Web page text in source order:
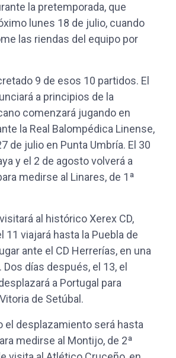
la pretemporada, que
lunes 18 de julio, cuando
las riendas del equipo por
9 de esos 10 partidos. El
a principios de la
comenzará jugando en
la Real Balompédica Linense,
de julio en Punta Umbría. El 30
y el 2 de agosto volverá a
medirse al Linares, de 1ª
al histórico Xerex CD,
11 viajará hasta la Puebla de
ante el CD Herrerías, en una
días después, el 13, el
a Portugal para
de Setúbal.
el desplazamiento será hasta
medirse al Montijo, de 2ª